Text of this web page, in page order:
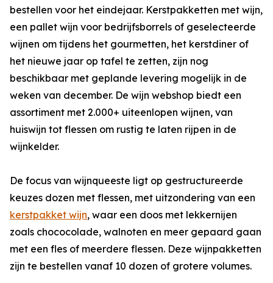
bestellen voor het eindejaar. Kerstpakketten met wijn,
een pallet wijn voor bedrijfsborrels of geselecteerde
wijnen om tijdens het gourmetten, het kerstdiner of
het nieuwe jaar op tafel te zetten, zijn nog
beschikbaar met geplande levering mogelijk in de
weken van december. De wijn webshop biedt een
assortiment met 2.000+ uiteenlopen wijnen, van
huiswijn tot flessen om rustig te laten rijpen in de
wijnkelder.
De focus van wijnqueeste ligt op gestructureerde
keuzes dozen met flessen, met uitzondering van een
kerstpakket wijn, waar een doos met lekkernijen
zoals chococolade, walnoten en meer gepaard gaan
met een fles of meerdere flessen. Deze wijnpakketten
zijn te bestellen vanaf 10 dozen of grotere volumes.